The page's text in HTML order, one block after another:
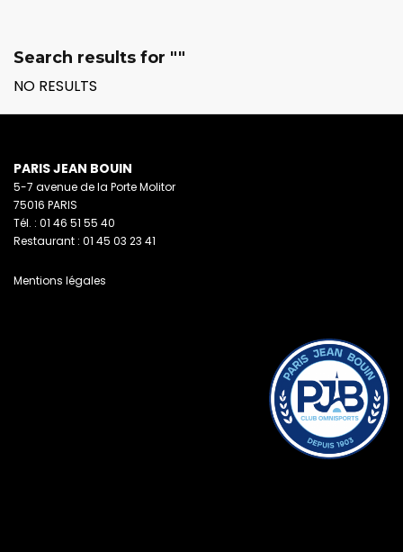
Search results for ""
NO RESULTS
PARIS JEAN BOUIN
5-7 avenue de la Porte Molitor
75016 PARIS
Tél. : 01 46 51 55 40
Restaurant : 01 45 03 23 41
Mentions légales